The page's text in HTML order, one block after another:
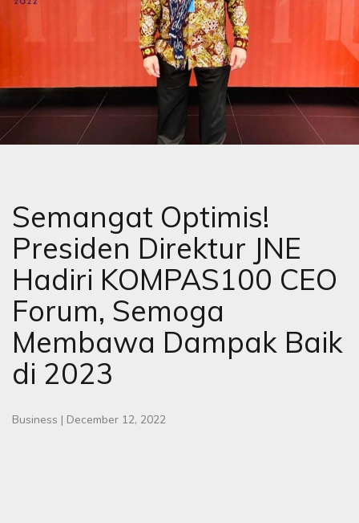
Semangat Optimis!
Presiden Direktur JNE
Hadiri KOMPAS100 CEO
Forum, Semoga
Membawa Dampak Baik
di 2023
Business | December 12, 2022